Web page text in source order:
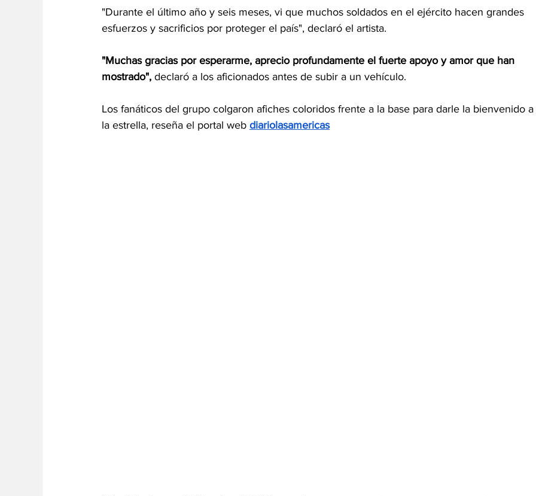
"Durante el último año y seis meses, vi que muchos soldados en el ejército hacen grandes
esfuerzos y sacrificios por proteger el país", declaró el artista.
"Muchas gracias por esperarme, aprecio profundamente el fuerte apoyo y amor que han
mostrado", declaró a los aficionados antes de subir a un vehículo.
Los fanáticos del grupo colgaron afiches coloridos frente a la base para darle la bienvenido a
la estrella, reseña el portal web diariolasamericas